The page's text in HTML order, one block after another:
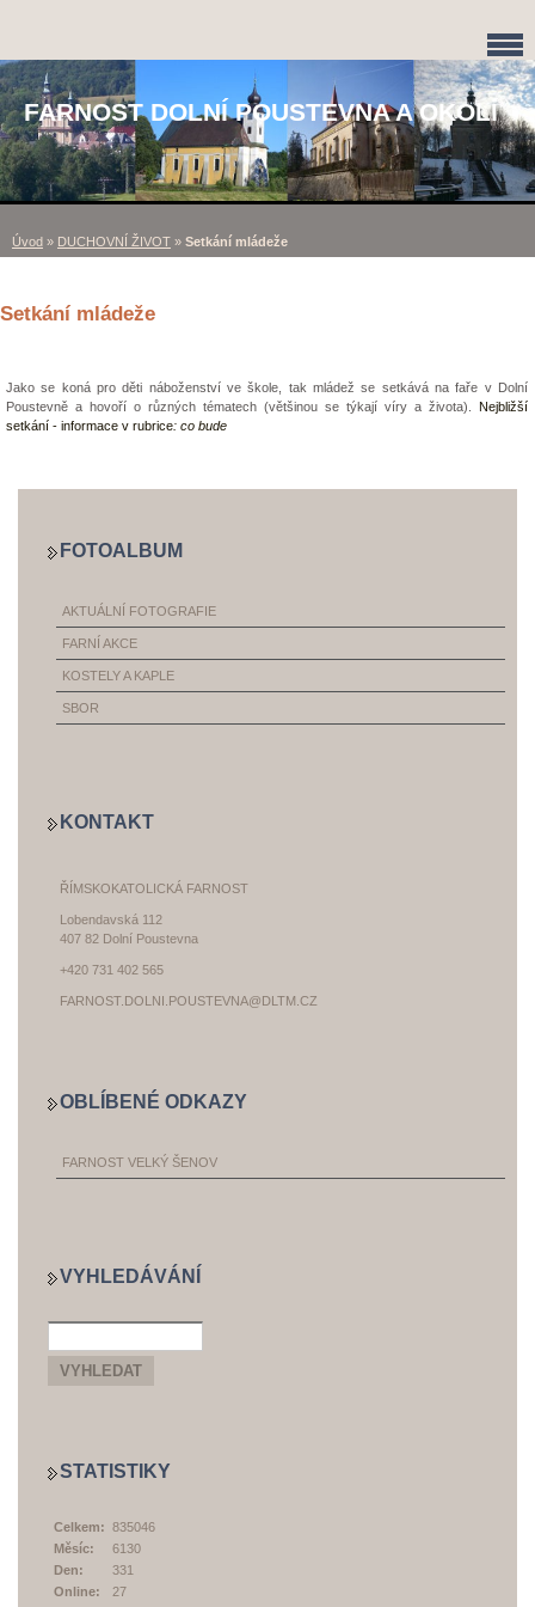
FARNOST DOLNÍ POUSTEVNA A OKOLÍ
Úvod » DUCHOVNÍ ŽIVOT » Setkání mládeže
Setkání mládeže
Jako se koná pro děti náboženství ve škole, tak mládež se setkává na faře v Dolní
Poustevně a hovoří o různých tématech (většinou se týkají víry a života). Nejbližší
setkání - informace v rubrice: co bude
FOTOALBUM
AKTUÁLNÍ FOTOGRAFIE
FARNÍ AKCE
KOSTELY A KAPLE
SBOR
KONTAKT
ŘÍMSKOKATOLICKÁ FARNOST
Lobendavská 112
407 82 Dolní Poustevna
+420 731 402 565
FARNOST.DOLNI.POUSTEVNA@DLTM.CZ
OBLÍBENÉ ODKAZY
FARNOST VELKÝ ŠENOV
VYHLEDÁVÁNÍ
STATISTIKY
Online: 27
Celkem: 835046
Měsíc:
6130
Den:
331